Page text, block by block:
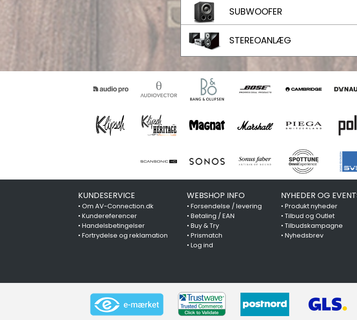
SUBWOOFER
STEREOANLÆG
KUNDESERVICE
• Om AV-Connection.dk
• Kundereferencer
• Handelsbetingelser
• Fortrydelse og reklamation
WEBSHOP INFO
• Forsendelse / levering
• Betaling / EAN
• Buy & Try
• Prismatch
• Log ind
NYHEDER OG
• Produkt nyheder
• Tilbud og Outlet
• Tilbudskampagne
• Nyhedsbrev